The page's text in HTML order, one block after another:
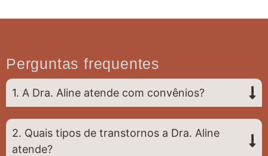
Perguntas frequentes
1. A Dra. Aline atende com convênios?
2. Quais tipos de transtornos a Dra. Aline
atende?